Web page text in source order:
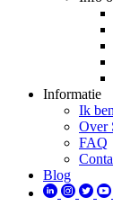
Informatie
Ik
Over
FAQ
Blog